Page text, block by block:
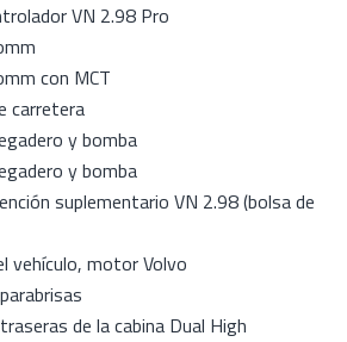
VN 2.98 Pro
con MCT
carretera
y bomba
y bomba
suplementario VN 2.98 (bolsa de
vehículo, motor Volvo
de la cabina Dual High